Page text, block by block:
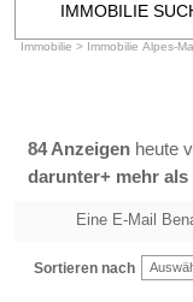
IMMOBILIE
Immobilie > Immobilie Alpes-
84 Anzeigen heute
darunter+ mehr als
Eine E-Mail
Sortieren nach